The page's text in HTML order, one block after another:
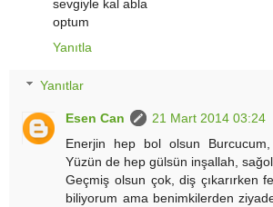
sevgiyle kal abla
optum
Yanıtla
Yanıtlar
Esen Can
21 Mart 2014 03:24
Enerjin hep bol olsun
Yüzün de hep gülsün inşallah,
Geçmiş olsun çok, diş çıkarırken
biliyorum ama benimkilerden